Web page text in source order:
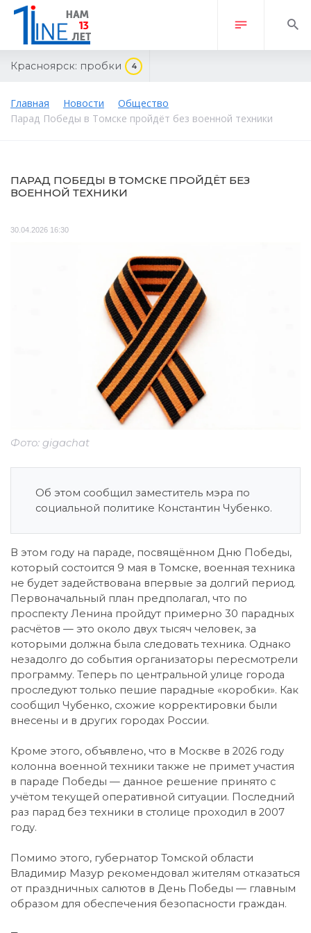
Красноярск: пробки 4
Главная Новости
Общество
Парад Победы в Томске пройдёт без военной техники
ПАРАД ПОБЕДЫ В ТОМСКЕ ПРОЙДЁТ БЕЗ
ВОЕННОЙ ТЕХНИКИ
30.04.2026 16:30
Фото: gigachat
Об этом сообщил заместитель мэра по
социальной политике Константин Чубенко.
В этом году на параде, посвящённом Дню Победы,
который состоится 9 мая в Томске, военная техника
не будет задействована впервые за долгий период.
Первоначальный план предполагал, что по
проспекту Ленина пройдут примерно 30 парадных
расчётов — это около двух тысяч человек, за
которыми должна была следовать техника. Однако
незадолго до события организаторы пересмотрели
программу. Теперь по центральной улице города
проследуют только пешие парадные «коробки». Как
сообщил Чубенко, схожие корректировки были
внесены и в других городах России.
Кроме этого, объявлено, что в Москве в 2026 году
колонна военной техники также не примет участия
в параде Победы — данное решение принято с
учётом текущей оперативной ситуации. Последний
раз парад без техники в столице проходил в 2007
году.
Помимо этого, губернатор Томской области
Владимир Мазур рекомендовал жителям отказаться
от праздничных салютов в День Победы — главным
образом для обеспечения безопасности граждан.